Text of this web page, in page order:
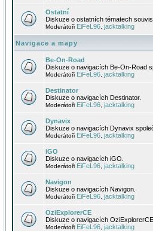
Ostatní
Diskuze o ostatních tématech
Moderátoři EiFeL96 jacktalking
Navigace a mapy
Be-On-Road
Diskuze o navigacích Be-On-Road
Moderátoři EiFeL96 jacktalking
Destinator
Diskuze o navigacích Destinator.
Moderátoři EiFeL96 jacktalking
Dynavix
Diskuze o navigacích Dynavix
Moderátoři EiFeL96 jacktalking
iGO
Diskuze o navigacích iGO.
Moderátoři EiFeL96 jacktalking
Navigon
Diskuze o navigacích Navigon.
Moderátoři EiFeL96 jacktalking
OziExplorerCE
Diskuze o navigacích OziExplorerCE.
Moderátoři EiFeL96 jacktalking